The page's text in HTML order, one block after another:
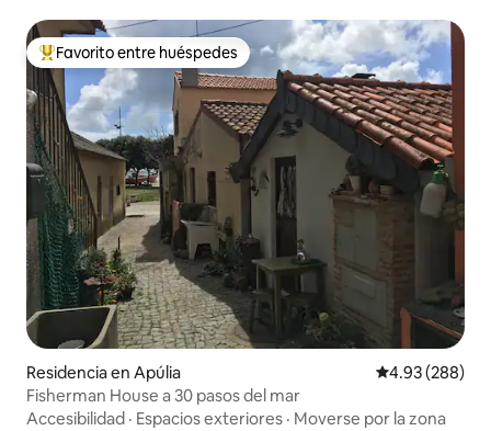
De los mejores en Favorito entre huéspedes
Favorito entre huéspedes
Residencia en Apúlia Calificación
4.93 (288)
Fisherman House a 30 pasos del mar
Accesibilidad · Espacios exteriores · Moverse por la zona